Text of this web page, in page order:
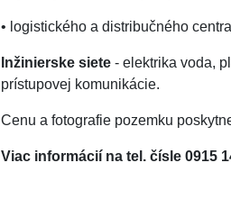
• logistického a distribučného centra
Inžinierske siete- elektrika voda,
prístupovej komunikácie.
Cenu a fotografie pozemku
Viac informácií na tel. čísle 0915